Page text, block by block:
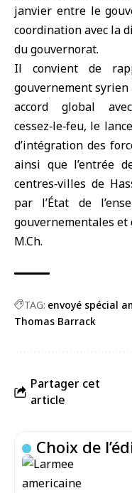
janvier entre le
coordination avec la
du gouvernorat.
Il convient de
gouvernement syrien
accord global
cessez‑le‑feu, le
d’intégration des
ainsi que l’entrée
centres‑villes de
par l’État de
gouvernementales et
M.Ch.
TAG: envoyé spécial
Thomas Barrack
Partager cet
article
Choix de